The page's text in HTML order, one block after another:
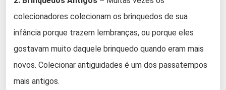
colecionadores colecionam os brinquedos de sua
infância porque trazem lembranças, ou porque eles
gostavam muito daquele brinquedo quando eram mais
novos. Colecionar antiguidades é um dos passatempos
mais antigos.